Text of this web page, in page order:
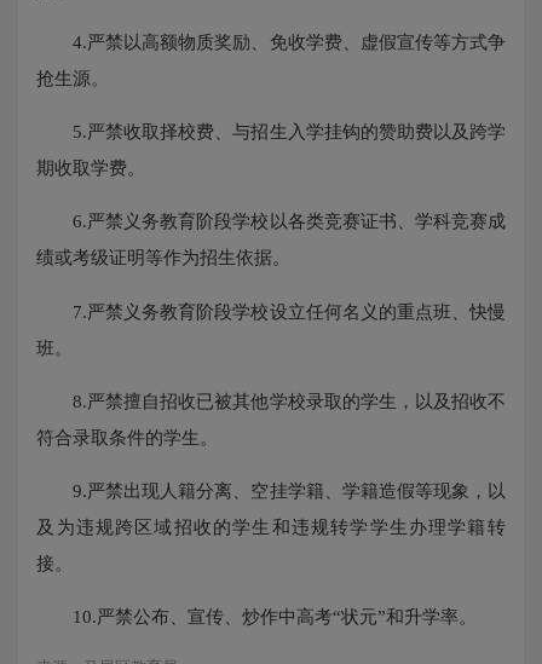
4.严禁以高额物质奖励、免收学费、虚假宣传等方式争
抢生源。
5.严禁收取择校费、与招生入学挂钩的赞助费以及跨学
期收取学费。
6.严禁义务教育阶段学校以各类竞赛证书、学科竞赛成
绩或考级证明等作为招生依据。
7.严禁义务教育阶段学校设立任何名义的重点班、快慢
班。
8.严禁擅自招收已被其他学校录取的学生，以及招收不
符合录取条件的学生。
9.严禁出现人籍分离、空挂学籍、学籍造假等现象，以
及为违规跨区域招收的学生和违规转学学生办理学籍转
接。
10.严禁公布、宣传、炒作中高考“状元”和升学率。